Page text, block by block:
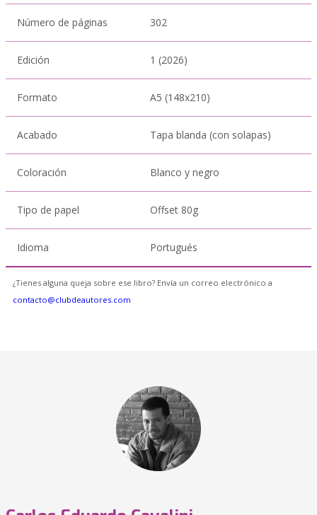
Número de páginas 302
Edición 1 (2026)
Formato A5 (148x210)
Acabado Tapa blanda (con solapas)
Coloración Blanco y negro
Tipo de papel Offset 80g
Idioma Portugués
¿Tienes alguna queja sobre ese libro? Envía un correo electrónico a
contacto@clubdeautores.com